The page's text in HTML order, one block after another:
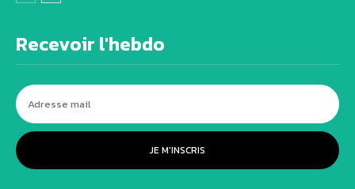
Recevoir l'hebdo
JE M'INSCRIS